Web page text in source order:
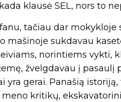
klausė SEL, nors to
tačiau dar
mašinoje sukdavau
norintiems vykti,
žvelgdavau į pasaulį
yra gerai. Panašią
kritikų,